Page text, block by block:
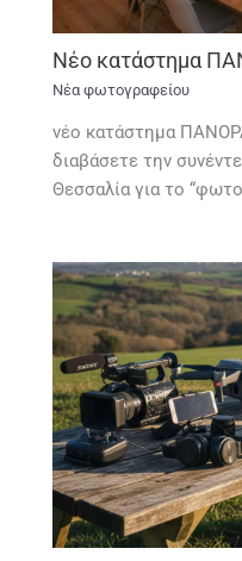
Νέο κατάστημα
Νέα φωτογραφείου
νέο κατάστημα
διαβάσετε την
Θεσσαλία για το